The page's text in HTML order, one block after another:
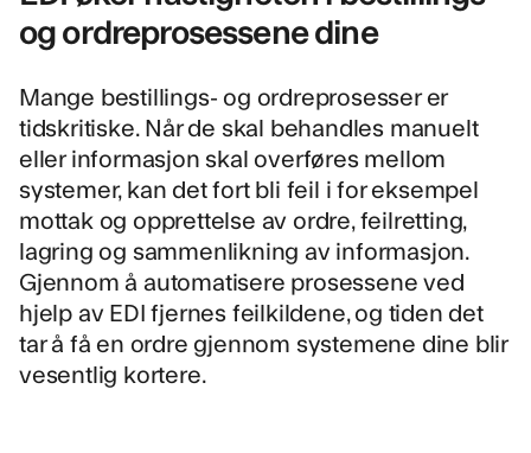
og ordreprosessene dine
Mange bestillings- og ordreprosesser er
tidskritiske. Når de skal behandles manuelt
eller informasjon skal overføres mellom
systemer, kan det fort bli feil i for eksempel
mottak og opprettelse av ordre, feilretting,
lagring og sammenlikning av informasjon.
Gjennom å automatisere prosessene ved
hjelp av EDI fjernes feilkildene, og tiden det
tar å få en ordre gjennom systemene dine blir
vesentlig kortere.